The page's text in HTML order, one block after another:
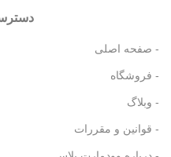
- صفحه اصلی
- فروشگاه
- وبلاگ
- قوانین و مقررات